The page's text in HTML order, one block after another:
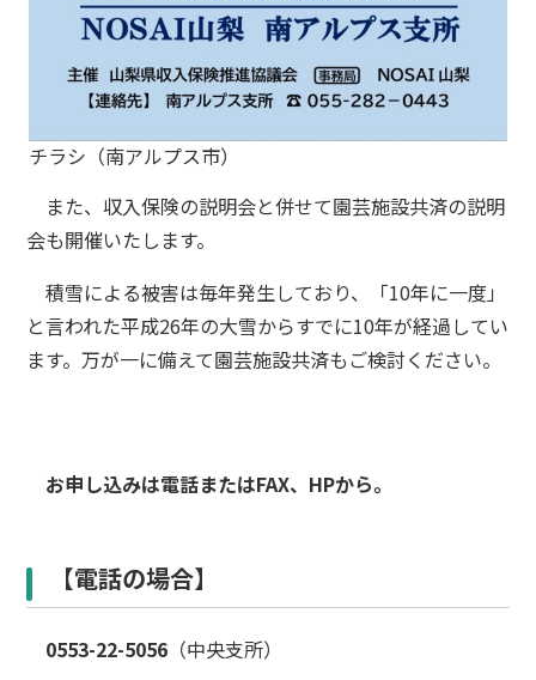
チラシ（南アルプス市）
また、収入保険の説明会と併せて園芸施設共済の説明
会も開催いたします。
積雪による被害は毎年発生しており、「10年に一度」
と言われた平成26年の大雪からすでに10年が経過してい
ます。万が一に備えて園芸施設共済もご検討ください。
お申し込みは電話またはFAX、HPから。
【電話の場合】
0553-22-5056 （中央支所）